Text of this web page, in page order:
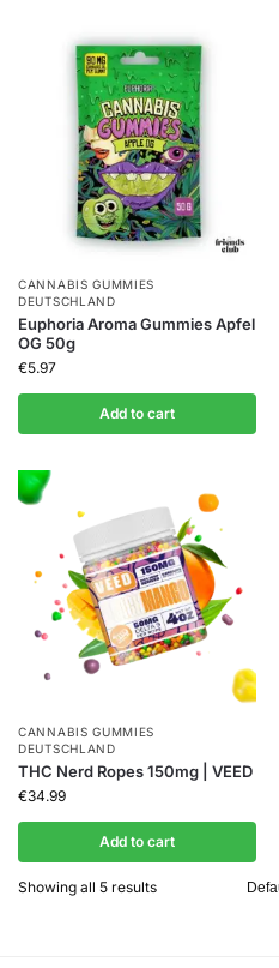
CANNABIS GUMMIES
DEUTSCHLAND
Euphoria Aroma Gummies Apfel
OG 50g
€5.97
Add to cart
CANNABIS GUMMIES
DEUTSCHLAND
THC Nerd Ropes 150mg | VEED
€34.99
Add to cart
Showing all 5 results